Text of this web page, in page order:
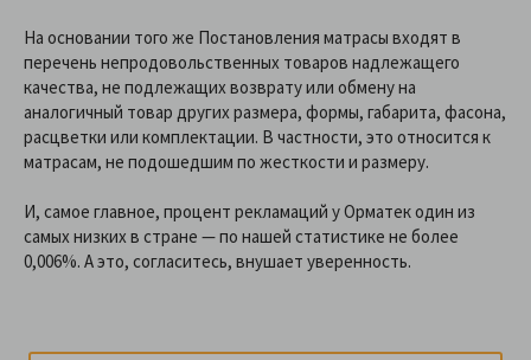
На основании того же Постановления матрасы входят в
перечень непродовольственных товаров надлежащего
качества, не подлежащих возврату или обмену на
аналогичный товар других размера, формы, габарита, фасона,
расцветки или комплектации. В частности, это относится к
матрасам, не подошедшим по жесткости и размеру.
И, самое главное, процент рекламаций у Орматек один из
самых низких в стране — по нашей статистике не более
0,006%. А это, согласитесь, внушает уверенность.